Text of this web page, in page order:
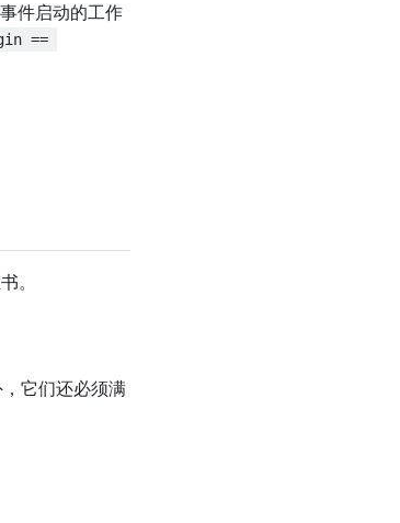
事件启动的工作
==
。
它们还必须满